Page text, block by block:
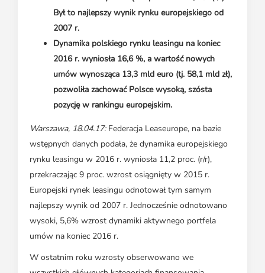
Był to najlepszy wynik rynku europejskiego od
2007 r.
Dynamika polskiego rynku leasingu na koniec
2016 r. wyniosła 16,6 %, a wartość nowych
umów wynosząca 13,3 mld euro (tj. 58,1 mld zł),
pozwoliła zachować Polsce wysoką, szósta
pozycję w rankingu europejskim.
Warszawa, 18.04.17:Federacja Leaseurope, na bazie
wstępnych danych podała, że dynamika europejskiego
rynku leasingu w 2016 r. wyniosła 11,2 proc. (r/r),
przekraczając 9 proc. wzrost osiągnięty w 2015 r.
Europejski rynek leasingu odnotował tym samym
najlepszy wynik od 2007 r. Jednocześnie odnotowano
wysoki, 5,6% wzrost dynamiki aktywnego portfela
umów na koniec 2016 r.
W ostatnim roku wzrosty obserwowano we